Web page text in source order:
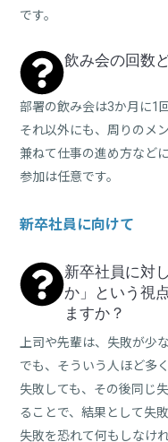
です。
飲み会の回数
部署の飲み会は3か月に1
それ以外にも、周りのメ
兼ねて仕事の進め方など
参加は任意です。
新卒社員に向けて
新卒社員に対
か」という視
ますか？
上司や先輩は、失敗が少
でも、そういう人ほど多
失敗しても、その後同じ
ることで、結果として失
失敗を恐れて何もしなけ